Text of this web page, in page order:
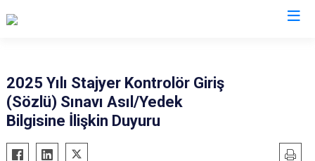
2025 Yılı Stajyer Kontrolör Giriş
(Sözlü) Sınavı Asıl/Yedek
Bilgisine İlişkin Duyuru